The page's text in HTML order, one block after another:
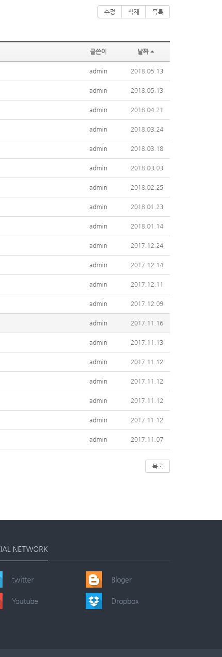
수정 삭제 목록
글쓴이 날짜
admin 2018.05.13
admin 2018.05.13
admin 2018.04.21
admin 2018.03.24
admin 2018.03.18
admin 2018.03.03
admin 2018.02.25
admin 2018.01.23
admin 2018.01.14
admin 2017.12.24
admin 2017.12.14
admin 2017.12.11
admin 2017.12.09
admin 2017.11.16
admin 2017.11.13
admin 2017.11.12
admin 2017.11.12
admin 2017.11.12
admin 2017.11.12
admin 2017.11.07
목록
NETWORK
twitter
Youtube
Bloger
Dropbox